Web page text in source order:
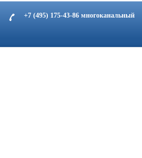
+7 (495) 175-43-86 многоканальный